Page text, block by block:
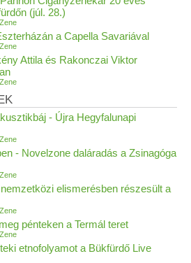
(júl. 28.)
Zene
a Capella Savariával
Zene
Attila és Rakonczai Viktor
Zene
- Újra Hegyfalunapi
Zene
- Novelzone daláradás a Zsinagóga
Zene
elismerésben részesült a
Zene
pénteken a Termál teret
Zene
etnofolyamot a Bükfürdő Live